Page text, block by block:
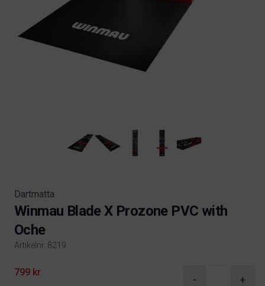
Dartmatta
Winmau Blade X Prozone PVC with
Oche
Artikelnr. 8219
Product information
799 kr
- +